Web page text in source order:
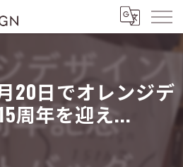
20日でオレンジデ
周年を迎え...